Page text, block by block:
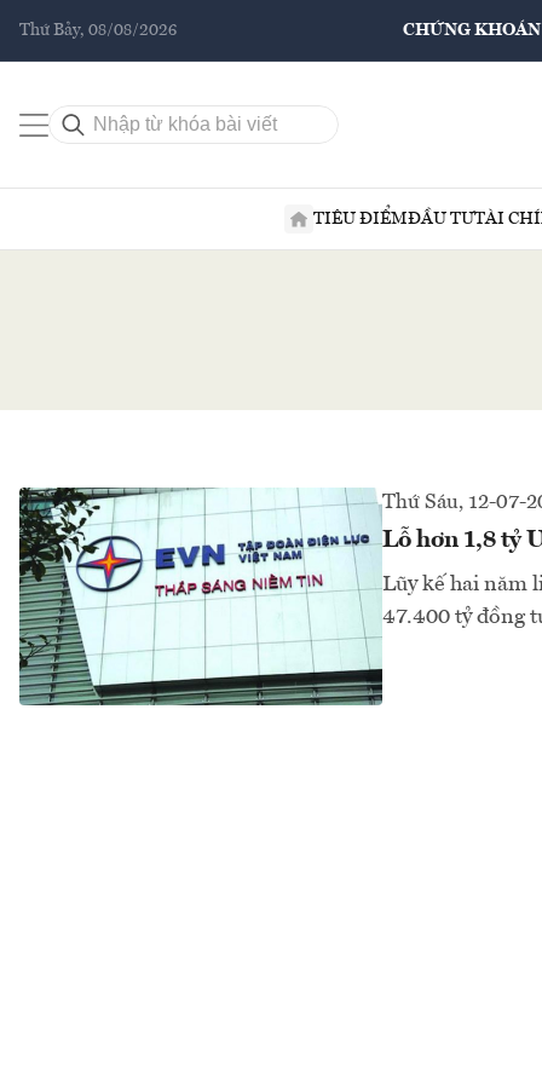
Thứ Bảy, 08/08/2026 CHỨNG KHOÁN
TIÊU ĐIỂMĐẦU TƯTÀI
Thứ Sáu, 12-07-
Lỗ hơn 1,8 tỷ
Lũy kế hai năm
47.400 tỷ đồng